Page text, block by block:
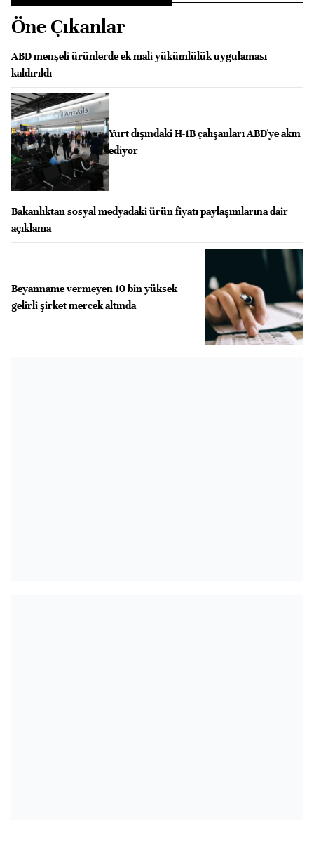
Öne Çıkanlar
ABD menşeli ürünlerde ek mali yükümlülük uygulaması
kaldırıldı
Yurt dışındaki H-1B çalışanları ABD'ye akın
ediyor
Bakanlıktan sosyal medyadaki ürün fiyatı paylaşımlarına dair
açıklama
Beyanname vermeyen 10 bin yüksek
gelirli şirket mercek altında